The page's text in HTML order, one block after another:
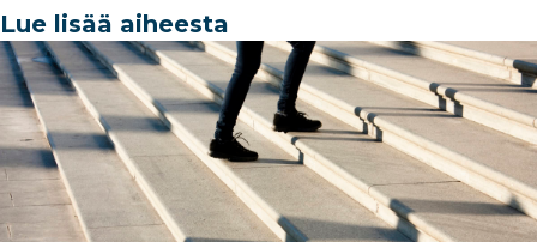
e
b
o
o
k
e
dI
n
e
ra
m
dI
n
Lue lisää aiheesta